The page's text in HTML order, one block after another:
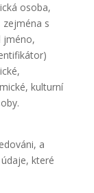
osoba,
s
jméno,
kulturní
a
které